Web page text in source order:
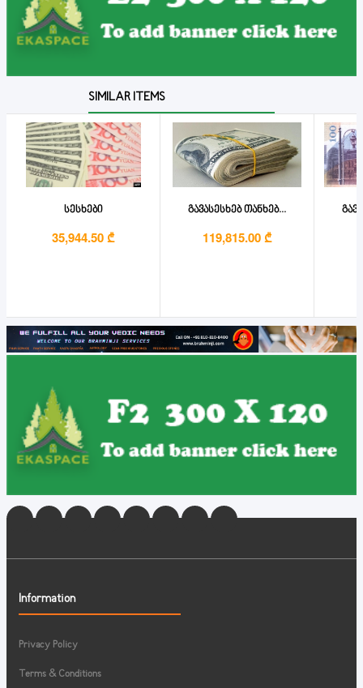
SIMILAR ITEMS
სესხები
35,944.50 ₾
გავასესხებ თანხებ...
119,815.00 ₾
Information
Privacy Policy
Terms & Conditions